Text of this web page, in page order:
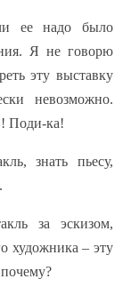
ее надо было
Я не говорю
эту выставку
невозможно.
Поди-ка!
знать пьесу,
за эскизом,
художника – эту